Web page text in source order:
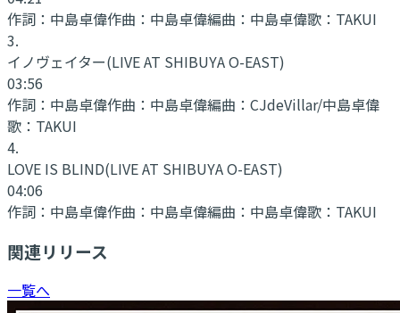
作詞： 中島卓偉作曲： 中島卓偉編曲： 中島卓偉歌： TAKUI
3.
イノヴェイター(LIVE AT SHIBUYA O-EAST)
03:56
作詞： 中島卓偉作曲： 中島卓偉編曲： CJdeVillar/中島卓偉
歌： TAKUI
4.
LOVE IS BLIND(LIVE AT SHIBUYA O-EAST)
04:06
作詞： 中島卓偉作曲： 中島卓偉編曲： 中島卓偉歌： TAKUI
関連リリース
一覧へ